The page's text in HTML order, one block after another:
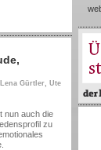
Lena Gürtler, Ute
nun auch die
zu